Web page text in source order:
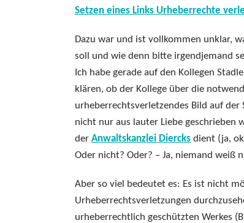
Setzen eines Links Urheberrechte
Dazu war und ist vollkommen unklar,
soll und wie denn bitte irgendjemand
Ich habe gerade auf den Kollegen
klären, ob der Kollege über die
urheberrechtsverletzendes Bild auf der
nicht nur aus lauter Liebe geschrieben
der Anwaltskanzlei Diercks dient (ja,
Oder nicht? Oder? – Ja, niemand weiß
Aber so viel bedeutet es: Es ist nicht
Urheberrechtsverletzungen
urheberrechtlich geschützten Werkes